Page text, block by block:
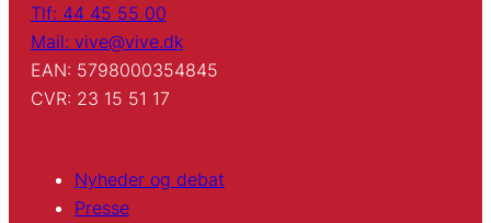
Tlf: 44 45 55 00
Mail: vive@vive.dk
EAN: 5798000354845
CVR: 23 15 51 17
Nyheder og debat
Presse